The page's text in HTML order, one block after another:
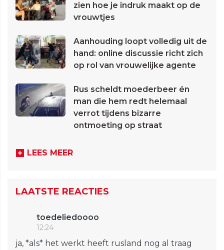
zien hoe je indruk maakt op de
vrouwtjes
Aanhouding loopt volledig uit de
hand: online discussie richt zich
op rol van vrouwelijke agente
Rus scheldt moederbeer én
man die hem redt helemaal
verrot tijdens bizarre
ontmoeting op straat
LEES MEER
LAATSTE REACTIES
toedeliedoooo
12:24
ja, *als* het werkt heeft rusland nog al traag